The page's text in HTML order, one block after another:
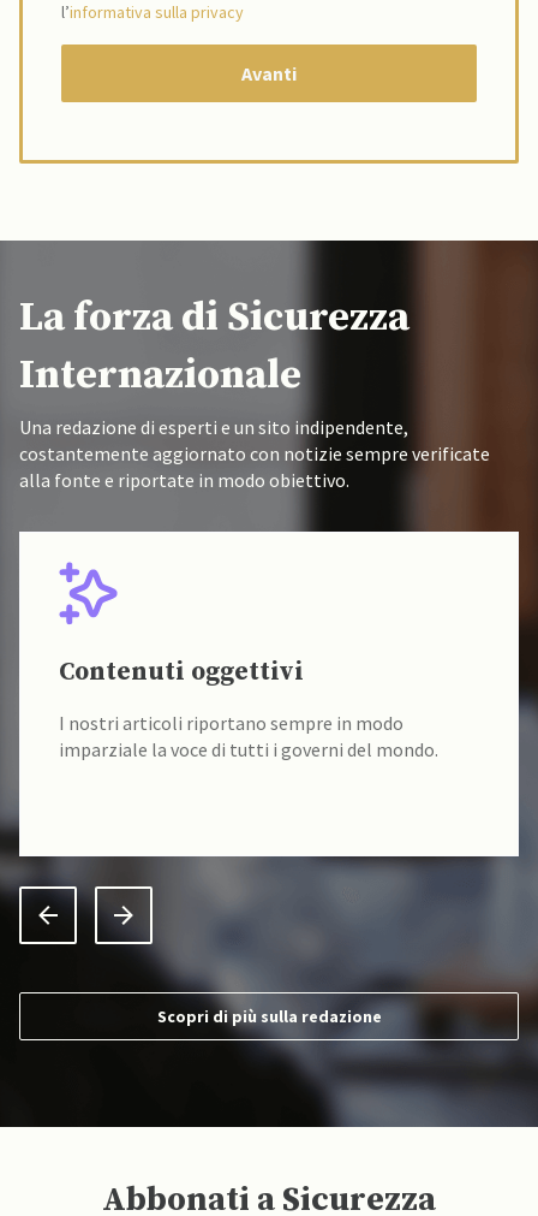
l’informativa sulla privacy
La forza di Sicurezza
Internazionale
Una redazione di esperti e un sito indipendente,
costantemente aggiornato con notizie sempre verificate
alla fonte e riportate in modo obiettivo.
Contenuti oggettivi
I nostri articoli riportano sempre in modo
imparziale la voce di tutti i governi del mondo.
Scopri di più sulla redazione
Abbonati a Sicurezza